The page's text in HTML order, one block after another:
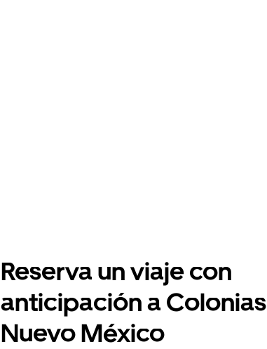
Reserva un viaje con
anticipación a Colonias
Nuevo México